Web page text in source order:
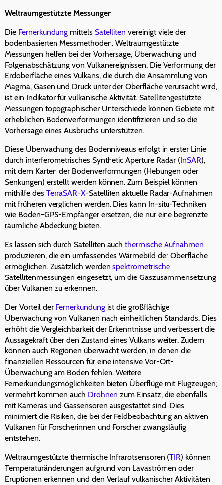
Weltraumgestützte Messungen
Die Fernerkundung mittels Satelliten vereinigt viele der
bodenbasierten Messmethoden. Weltraumgestützte
Messungen helfen bei der Vorhersage, Überwachung und
Folgenabschätzung von Vulkanereignissen. Die Verformung der
Erdoberfläche eines Vulkans, die durch die Ansammlung von
Magma, Gasen und Druck unter der Oberfläche verursacht wird,
ist ein Indikator für vulkanische Aktivität. Satellitengestützte
Messungen topographischer Unterschiede können Gebiete mit
erheblichen Bodenverformungen identifizieren und so die
Vorhersage eines Ausbruchs unterstützen.
Diese Überwachung des Bodenniveaus erfolgt in erster Linie
durch interferometrisches Synthetic Aperture Radar (InSAR),
mit dem Karten der Bodenverformungen (Hebungen oder
Senkungen) erstellt werden können. Zum Beispiel können
mithilfe des TerraSAR-X-Satelliten aktuelle Radar-Aufnahmen
mit früheren verglichen werden. Dies kann In-situ-Techniken
wie Boden-GPS-Empfänger ersetzen, die nur eine begrenzte
räumliche Abdeckung bieten.
Es lassen sich durch Satelliten auch thermische Aufnahmen
produzieren, die ein umfassendes Wärmebild der Oberfläche
ermöglichen. Zusätzlich werden spektrometrische
Satellitenmessungen eingesetzt, um die Gaszusammensetzung
über Vulkanen zu erkennen.
Der Vorteil der Fernerkundung ist die großflächige
Überwachung von Vulkanen nach einheitlichen Standards. Dies
erhöht die Vergleichbarkeit der Erkenntnisse und verbessert die
Aussagekraft über den Zustand eines Vulkans weiter. Zudem
können auch Regionen überwacht werden, in denen die
finanziellen Ressourcen für eine intensive Vor-Ort-
Überwachung am Boden fehlen. Weitere
Fernerkundungsmöglichkeiten bieten Überflüge mit Flugzeugen;
vermehrt kommen auch Drohnen zum Einsatz, die ebenfalls
mit Kameras und Gassensoren ausgestattet sind. Dies
minimiert die Risiken, die bei der Feldbeobachtung an aktiven
Vulkanen für Forscherinnen und Forscher zwangsläufig
entstehen.
Weltraumgestützte thermische Infrarotsensoren (TIR) können
Temperaturänderungen aufgrund von Lavaströmen oder
Eruptionen erkennen und den Verlauf vulkanischer Aktivitäten